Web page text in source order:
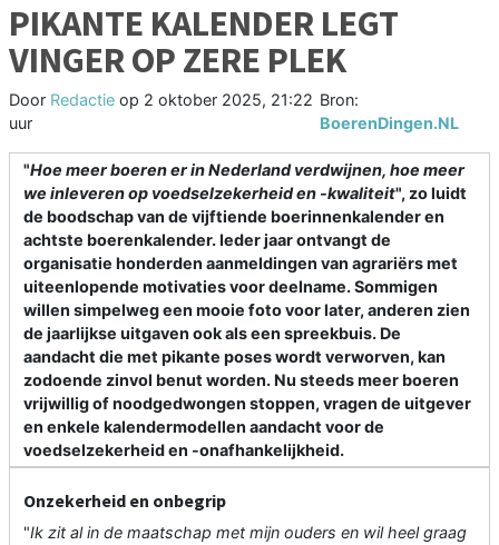
PIKANTE KALENDER LEGT
VINGER OP ZERE PLEK
Door Redactie op 2 oktober 2025, 21:22
uur
Bron:
BoerenDingen.NL
"Hoe meer boeren er in Nederland verdwijnen, hoe meer
we inleveren op voedselzekerheid en -kwaliteit", zo luidt
de boodschap van de vijftiende boerinnenkalender en
achtste boerenkalender. Ieder jaar ontvangt de
organisatie honderden aanmeldingen van agrariërs met
uiteenlopende motivaties voor deelname. Sommigen
willen simpelweg een mooie foto voor later, anderen zien
de jaarlijkse uitgaven ook als een spreekbuis. De
aandacht die met pikante poses wordt verworven, kan
zodoende zinvol benut worden. Nu steeds meer boeren
vrijwillig of noodgedwongen stoppen, vragen de uitgever
en enkele kalendermodellen aandacht voor de
voedselzekerheid en -onafhankelijkheid.
Onzekerheid en onbegrip
"Ik zit al in de maatschap met mijn ouders en wil heel graag